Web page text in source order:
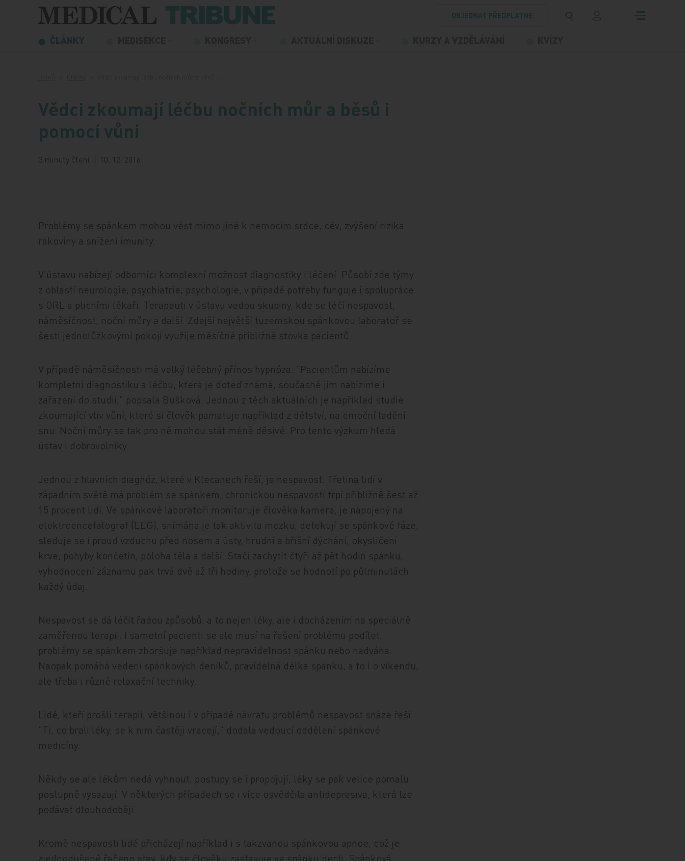
Přeskočit na obsah
OBJEDNAT PŘEDPLATNÉ
ČLÁNKY
Vědci zkoumají léčbu nočních můr a běsů i
pomocí vůní
3 minuty čtení 10. 12. 2016
Problémy se spánkem mohou vést mimo jiné k nemocím srdce, cév, zvýšení rizika
rakoviny a snížení imunity.
V ústavu nabízejí odborníci komplexní možnost diagnostiky i léčení. Působí zde týmy
z oblastí neurologie, psychiatrie, psychologie, v případě potřeby funguje i spolupráce
s ORL a plicními lékaři. Terapeuti v ústavu vedou skupiny, kde se léčí nespavost,
náměsíčnost, noční můry a další. Zdejší největší tuzemskou spánkovou laboratoř se
šesti jednolůžkovými pokoji využije měsíčně přibližně stovka pacientů.
V případě náměsíčnosti má velký léčebný přínos hypnóza. "Pacientům nabízíme
kompletní diagnostiku a léčbu, která je doteď známá, současně jim nabízíme i
zařazení do studií," popsala Bušková. Jednou z těch aktuálních je například studie
zkoumající vliv vůní, které si člověk pamatuje například z dětství, na emoční ladění
snu. Noční můry se tak pro ně mohou stát méně děsivé. Pro tento výzkum hledá
ústav i dobrovolníky.
Jednou z hlavních diagnóz, které v Klecanech řeší, je nespavost. Třetina lidí v
západním světě má problém se spánkem, chronickou nespavostí trpí přibližně šest až
15 procent lidí. Ve spánkové laboratoři monitoruje člověka kamera, je napojený na
elektroencefalograf (EEG), snímána je tak aktivita mozku, detekují se spánkové fáze,
sleduje se i proud vzduchu před nosem a ústy, hrudní a břišní dýchání, okysličení
krve, pohyby končetin, poloha těla a další. Stačí zachytit čtyři až pět hodin spánku,
vyhodnocení záznamu pak trvá dvě až tři hodiny, protože se hodnotí po půlminutách
každý údaj.
Nespavost se dá léčit řadou způsobů, a to nejen léky, ale i docházením na speciálně
zaměřenou terapii. I samotní pacienti se ale musí na řešení problému podílet,
problémy se spánkem zhoršuje například nepravidelnost spánku nebo nadváha.
Naopak pomáhá vedení spánkových deníků, pravidelná délka spánku, a to i o víkendu,
ale třeba i různé relaxační techniky.
Lidé, kteří prošli terapií, většinou i v případě návratu problémů nespavost snáze řeší.
"Ti, co brali léky, se k nim častěji vracejí," dodala vedoucí oddělení spánkové
medicíny.
Někdy se ale lékům nedá vyhnout, postupy se i propojují, léky se pak velice pomalu
postupně vysazují. V některých případech se i více osvědčila antidepresiva, která lze
podávat dlouhodoběji.
Kromě nespavosti lidé přicházejí například i s takzvanou spánkovou apnoe, což je
zjednodušeně řečeno stav, kdy se člověku zastavuje ve spánku dech. Spánková